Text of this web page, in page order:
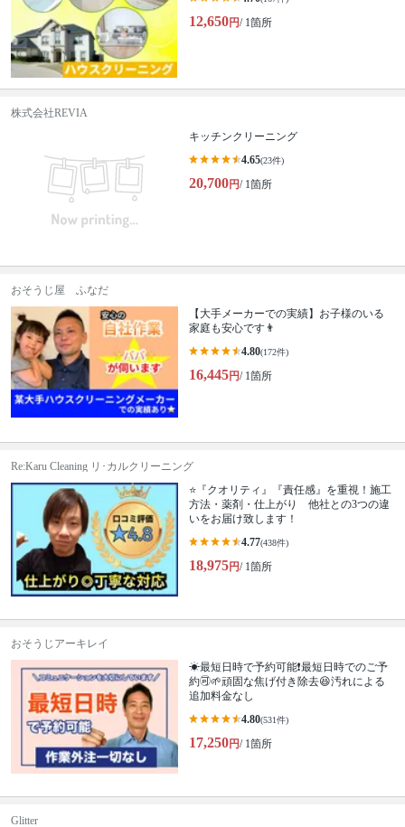
12,650円/ 1箇所
株式会社REVIA
キッチンクリーニング
4.65(23件)
20,700円/ 1箇所
おそうじ屋 ふなだ
【大手メーカーでの実績】お子様のいる
家庭も安心です👨
4.80(172件)
16,445円/ 1箇所
Re:Karu Cleaning リ･カルクリーニング
⭐『クオリティ』『責任感』を重視！施工
方法・薬剤・仕上がり 他社との3つの違
いをお届け致します！
4.77(438件)
18,975円/ 1箇所
おそうじアーキレイ
☀最短日時で予約可能❗最短日時でのご予
約🉑🌱頑固な焦げ付き除去😆汚れによる
追加料金なし
4.80(531件)
17,250円/ 1箇所
Glitter